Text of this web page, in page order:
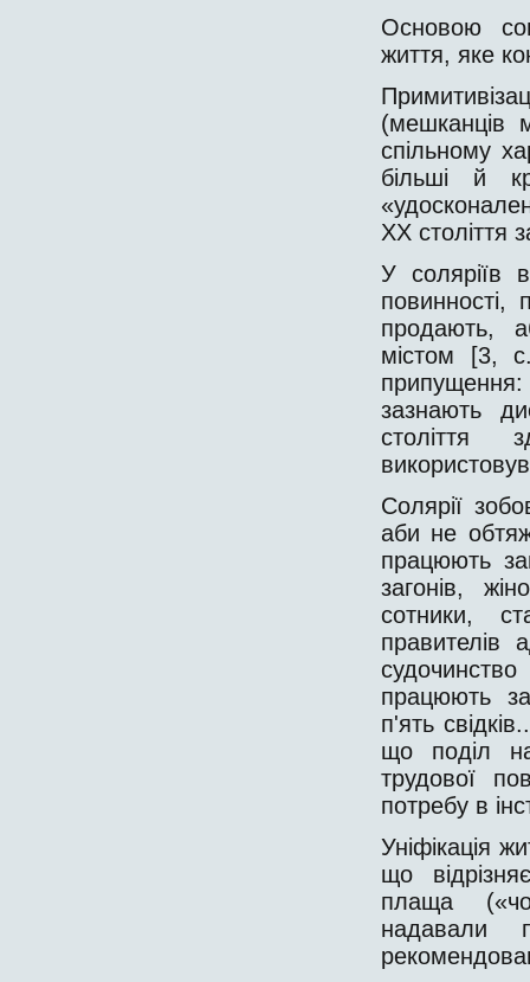
Основою
життя, яке
(мешканців
спільному
більші й
ХХ століття
У соляріїв
повинності,
продають,
містом [3,
припущення:
зазнають
століття
Солярії
аби не
працюють
загонів,
сотники,
правителів
працюють
п'ять
що поділ
трудової
потребу в
Уніфікація
що
плаща
надавали